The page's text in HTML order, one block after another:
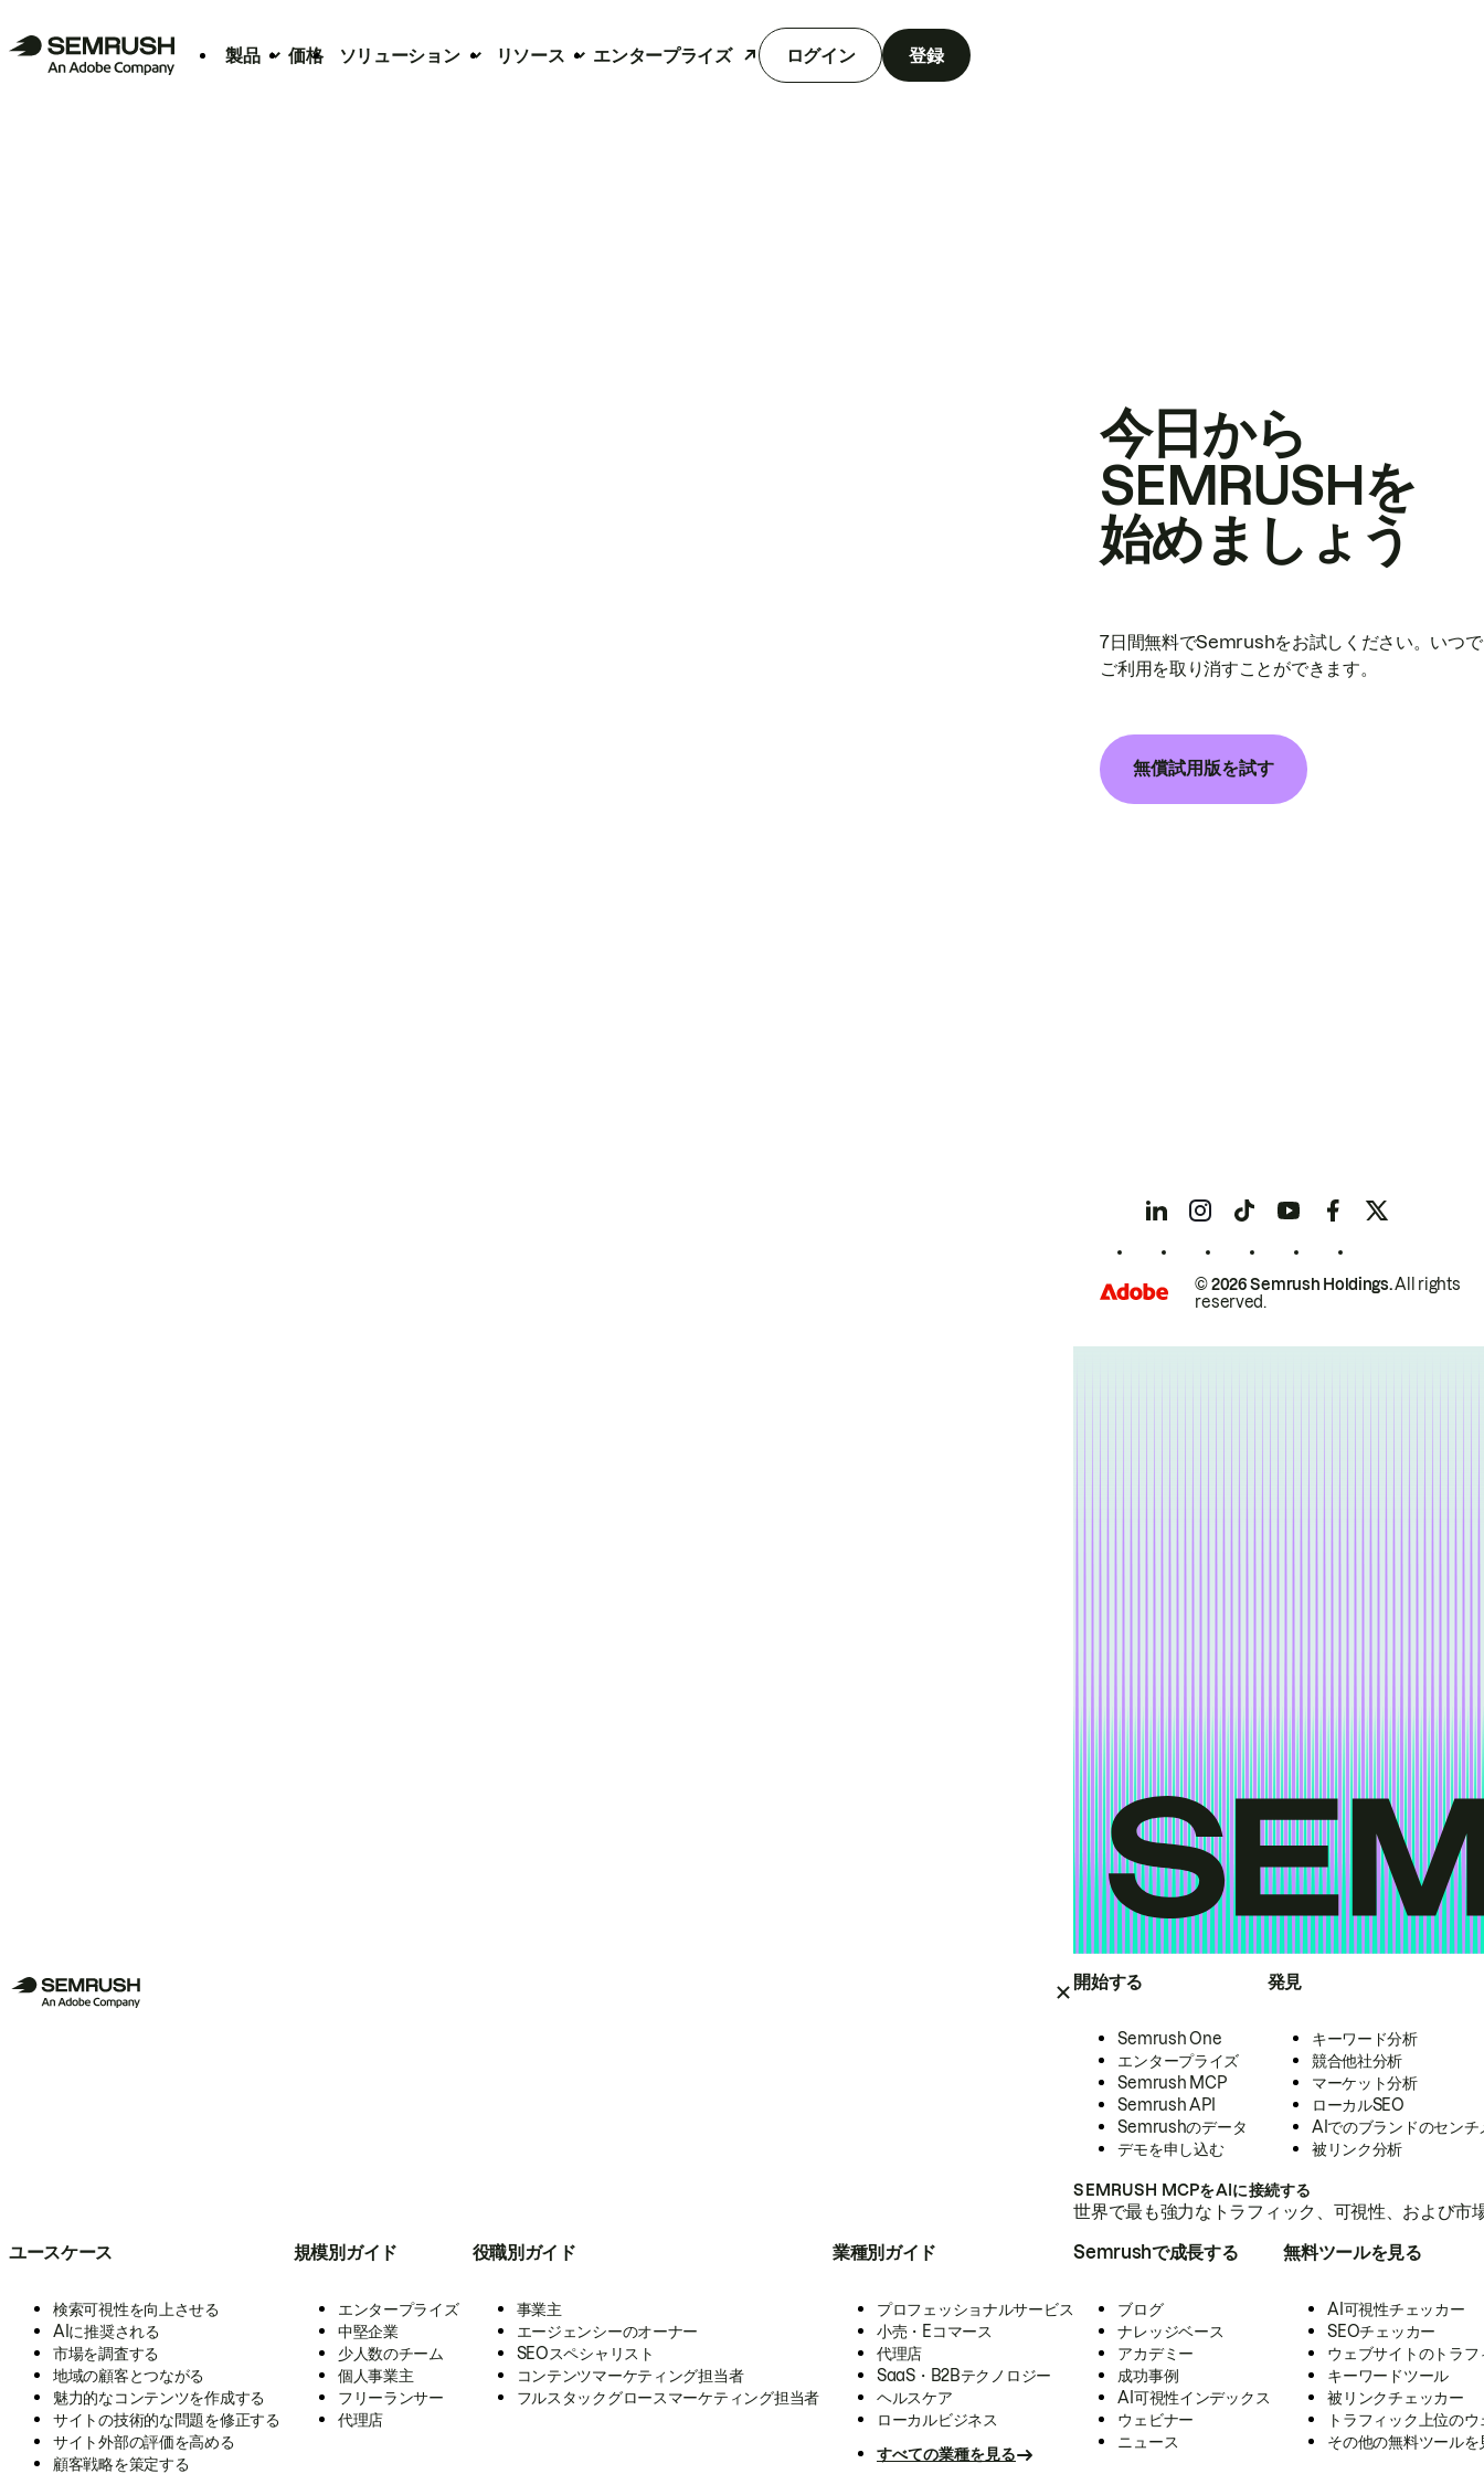
製品 価格 ソリューション リソース エンタープライズ ログイン 登録
開始する
Semrush One
エンタープライズ
Semrush MCP
Semrush API
Semrushのデータ
デモを申し込む
発見
キーワード分析
競合他社分析
マーケット分析
ローカルSEO
AIでのブランドのセンチ
被リンク分析
SEMRUSH MCPをAIに接続する
世界で最も強力なトラフィック、可視性、および
ユースケース
検索可視性を向上させる
AIに推奨される
市場を調査する
地域の顧客とつながる
魅力的なコンテンツを作成する
サイトの技術的な問題を修正する
サイト外部の評価を高める
顧客戦略を策定する
規模別ガイド
エンタープライズ
中堅企業
少人数のチーム
個人事業主
フリーランサー
代理店
役職別ガイド
事業主
エージェンシーのオーナー
SEOスペシャリスト
コンテンツマーケティング担当者
フルスタックグロースマーケティング担当者
業種別ガイド
プロフェッショナルサービス
小売・Eコマース
代理店
SaaS・B2Bテクノロジー
ヘルスケア
ローカルビジネス
すべての業種を見る
Semrushで成長する
ブログ
ナレッジベース
アカデミー
成功事例
AI可視性インデックス
ウェビナー
ニュース
無料ツールを見る
AI可視性チェッカー
SEOチェッカー
ウェブサイトのトラ
キーワードツール
被リンクチェッカー
トラフィック上位の
その他の無料ツールを
今日から
SEMRUSHを
始めましょう
7日間無料でSemrushをお試しください。いつ
ご利用を取り消すことができます。
無償試用版を試す
© 2026 Semrush Holdings.All rights
reserved.